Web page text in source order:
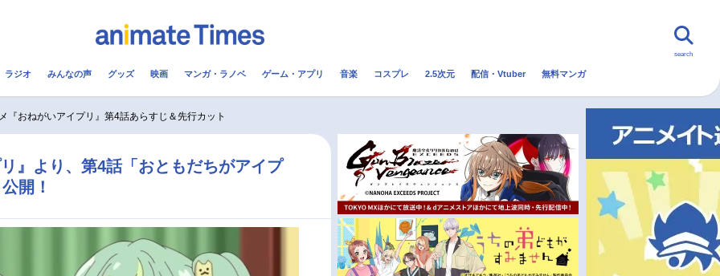
コスプレ 2.5次元 配信・Vtuber トレンド 無料マンガ
男性声優/女性声優一覧
今期アニメ曜日別一覧 秋アニメ
冬アニメ
search
ラジオ みんなの声 グッズ 映画 マンガ・ラノベ ゲーム・アプリ 音楽 コスプレ 2.5次元 配信・Vtuber 無料マンガ
『おねがいアイプリ』第4話あらすじ＆先行カット
』より、第4話「おともだちがアイプ
開！